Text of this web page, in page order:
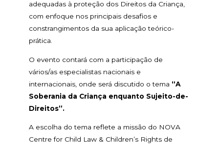
adequadas à proteção dos Direitos da Criança,
com enfoque nos principais desafios e
constrangimentos da sua aplicação teórico-
prática.
O evento contará com a participação de
vários/as especialistas nacionais e
internacionais, onde será discutido o tema “A
Soberania da Criança enquanto Sujeito-de-
Direitos”.
A escolha do tema reflete a missão do NOVA
Centre for Child Law & Children’s Rights de